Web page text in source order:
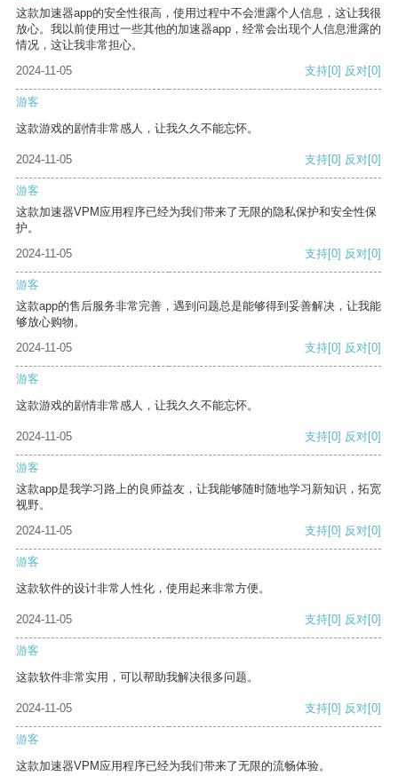
这款加速器app的安全性很高，使用过程中不会泄露个人信息，这让我很
放心。我以前使用过一些其他的加速器app，经常会出现个人信息泄露的
情况，这让我非常担心。
2024-11-05
支持[0] 反对[0]
游客
这款游戏的剧情非常感人，让我久久不能忘怀。
2024-11-05 支持[0] 反对[0]
游客
这款加速器VPM应用程序已经为我们带来了无限的隐私保护和安全性保
护。
2024-11-05
支持[0] 反对[0]
游客
这款app的售后服务非常完善，遇到问题总是能够得到妥善解决，让我能
够放心购物。
2024-11-05
支持[0] 反对[0]
游客
这款游戏的剧情非常感人，让我久久不能忘怀。
2024-11-05 支持[0] 反对[0]
游客
这款app是我学习路上的良师益友，让我能够随时随地学习新知识，拓宽
视野。
2024-11-05
支持[0] 反对[0]
游客
这款软件的设计非常人性化，使用起来非常方便。
2024-11-05 支持[0] 反对[0]
游客
这款软件非常实用，可以帮助我解决很多问题。
2024-11-05 支持[0] 反对[0]
游客
这款加速器VPM应用程序已经为我们带来了无限的流畅体验。